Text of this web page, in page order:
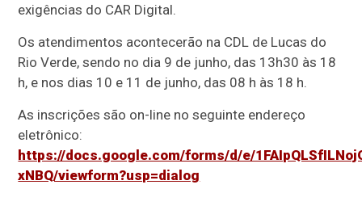
exigências do CAR Digital.
Os atendimentos acontecerão na CDL de Lucas do
Rio Verde, sendo no dia 9 de junho, das 13h30 às 18
h, e nos dias 10 e 11 de junho, das 08 h às 18 h.
As inscrições são on-line no seguinte endereço
eletrônico:
https://docs.google.com/forms/d/e/
xNBQ/viewform?usp=dialog